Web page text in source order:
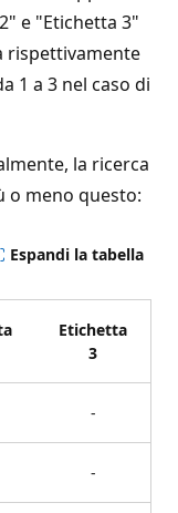
e "Etichetta 3"
rispettivamente
1 a 3 nel caso di
la ricerca
o meno questo:
Espandi la tabella
Etichetta
3
-
-